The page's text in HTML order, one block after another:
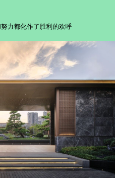
力都化作了胜利的欢呼